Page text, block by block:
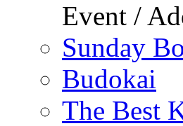
Event /
Sunday
Budokai
The Best